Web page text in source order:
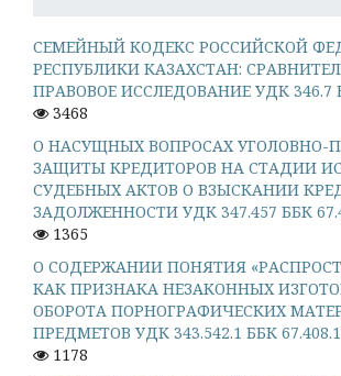
СЕМЕЙНЫЙ КОДЕКС РОССИЙСКОЙ
РЕСПУБЛИКИ КАЗАХСТАН:
ПРАВОВОЕ ИССЛЕДОВАНИЕ УДК 346.7
3468
О НАСУЩНЫХ ВОПРОСАХ УГОЛОВНО-
ЗАЩИТЫ КРЕДИТОРОВ НА СТАДИИ
СУДЕБНЫХ АКТОВ О ВЗЫСКАНИИ
ЗАДОЛЖЕННОСТИ УДК 347.457 ББК
1365
О СОДЕРЖАНИИ ПОНЯТИЯ
КАК ПРИЗНАКА НЕЗАКОННЫХ
ОБОРОТА ПОРНОГРАФИЧЕСКИХ
ПРЕДМЕТОВ УДК 343.542.1 ББК
1178